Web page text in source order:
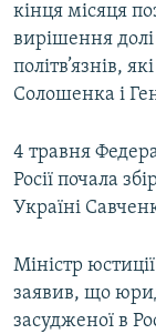
кінця місяця
вирішення
політв’язнів,
Солошенка і
4 травня
Росії почала
Україні
Міністр
заявив, що
засудженої в